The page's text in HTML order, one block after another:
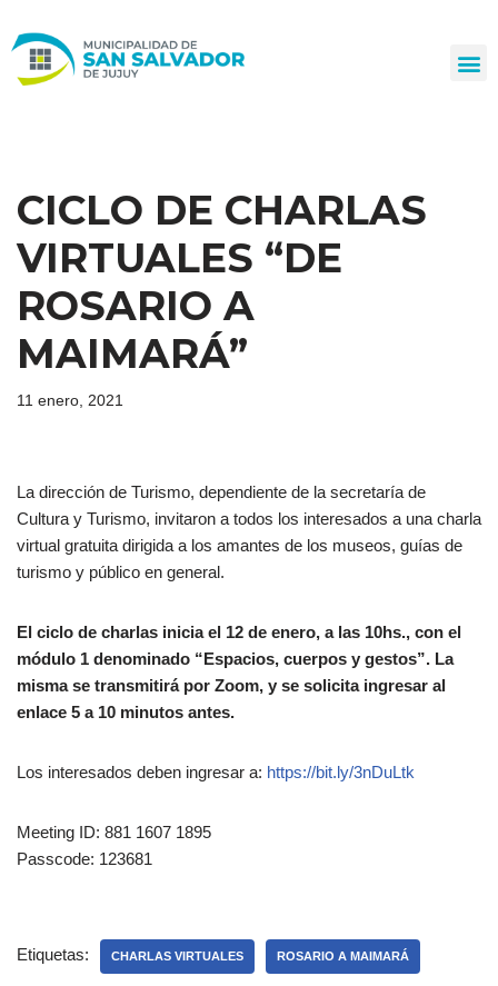
al
CICLO DE CHARLAS
VIRTUALES “DE
ROSARIO A
MAIMARÁ”
11 enero, 2021
La dirección de Turismo, dependiente de la secretaría de
Cultura y Turismo, invitaron a todos los interesados a una charla
virtual gratuita dirigida a los amantes de los museos, guías de
turismo y público en general.
El ciclo de charlas inicia el 12 de enero, a las 10hs., con el
módulo 1 denominado “Espacios, cuerpos y gestos”. La
misma se transmitirá por Zoom, y se solicita ingresar al
enlace 5 a 10 minutos antes.
Los interesados deben ingresar a: https://bit.ly/3nDuLtk
Meeting ID: 881 1607 1895
Passcode: 123681
Etiquetas: CHARLAS VIRTUALES ROSARIO A MAIMARÁ